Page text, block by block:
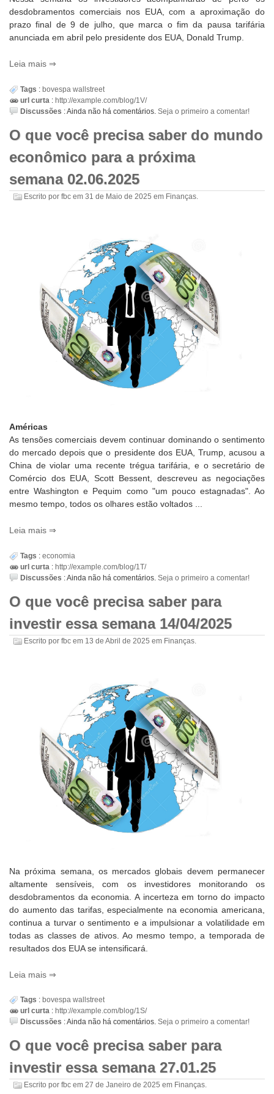
desdobramentos comerciais nos EUA, com a aproximação do
prazo final de 9 de julho, que marca o fim da pausa tarifária
anunciada em abril pelo presidente dos EUA, Donald Trump.
Leia mais
Tags : bovespa wallstreet
url curta : http://example.com/blog/1V/
Discussões :Ainda não há comentários. Seja o primeiro a comentar!
O que você precisa saber do mundo
econômico para a próxima
semana 02.06.2025
Escrito por fbc em 31 de Maio de 2025 em Finanças
Américas
As tensões comerciais devem continuar dominando o sentimento
do mercado depois que o presidente dos EUA, Trump, acusou a
China de violar uma recente trégua tarifária, e o secretário de
Comércio dos EUA, Scott Bessent, descreveu as negociações
entre Washington e Pequim como "um pouco estagnadas". Ao
mesmo tempo, todos os olhares estão voltados ...
Leia mais
Tags : economia
url curta : http://example.com/blog/1T/
Discussões :Ainda não há comentários. Seja o primeiro a comentar!
O que você precisa saber para
investir essa semana 14/04/2025
Escrito por fbc em 13 de Abril de 2025 em Finanças
Na próxima semana, os mercados globais devem permanecer
altamente sensíveis, com os investidores monitorando os
desdobramentos da economia. A incerteza em torno do impacto
do aumento das tarifas, especialmente na economia americana,
continua a turvar o sentimento e a impulsionar a volatilidade em
todas as classes de ativos. Ao mesmo tempo, a temporada de
resultados dos EUA se intensificará.
Leia mais
Tags : bovespa wallstreet
url curta : http://example.com/blog/1S/
Discussões :Ainda não há comentários. Seja o primeiro a comentar!
O que você precisa saber para
investir essa semana 27.01.25
Escrito por fbc em 27 de Janeiro de 2025 em Finanças.